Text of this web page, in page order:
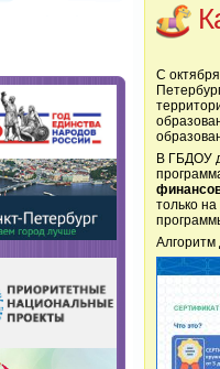
С
В ГБДОУ
только
Алгоритм